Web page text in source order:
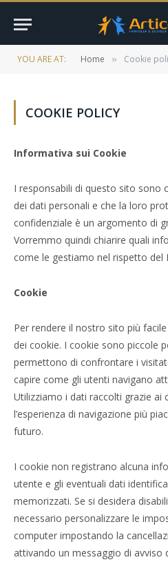
YOU ARE AT: Home » Cookie
COOKIE POLICY
Informativa sui Cookie
I responsabili di questo sito sono
dei dati personali e che la loro
confidenziale è un argomento di
Vorremmo quindi chiarire quali
come le gestiamo nel rispetto del
Cookie
Per rendere il nostro sito più
dei cookie. I cookie sono piccole
permettono di confrontare i
capire come gli utenti navigano
Utilizziamo i dati raccolti grazie ai
l’esperienza di navigazione più
futuro.
I cookie non registrano alcuna
utente e gli eventuali dati
memorizzati. Se si desidera
necessario personalizzare le
computer impostando la
attivando un messaggio di avviso